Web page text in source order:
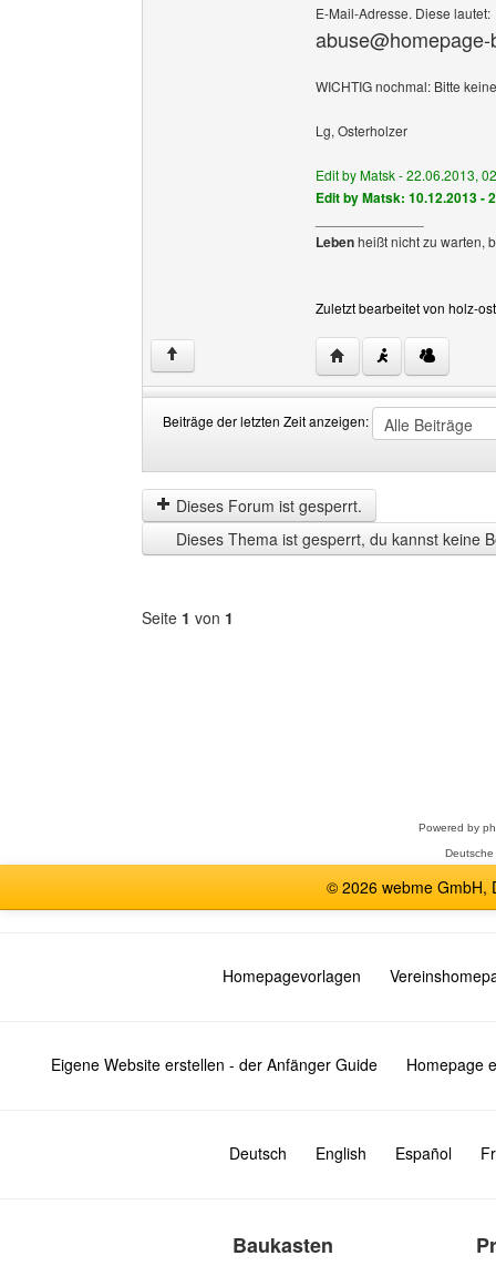
E-Mail-Adresse. Diese lautet:
WICHTIG nochmal: Bitte
Lg, Osterholzer
Edit by Matsk - 22.06.2013,
Edit by Matsk: 10.12.2013 -
Lebenheißt nicht zu warten,
Zuletzt bearbeitet von holz-
↑ Website dieses
Beiträge der letzten Zeit anzeigen:
der
letzten
Zeit
anzeigen
by
Dieses Forum ist gesperrt.
Dieses Thema ist gesperrt, du kannst keine
Seite 1 von 1
Powered by
© 2026 webme GmbH,
Homepagevorlagen
Eigene Website erstellen - der Anfänger Guide Homepage
Deutsch English Español
Baukasten